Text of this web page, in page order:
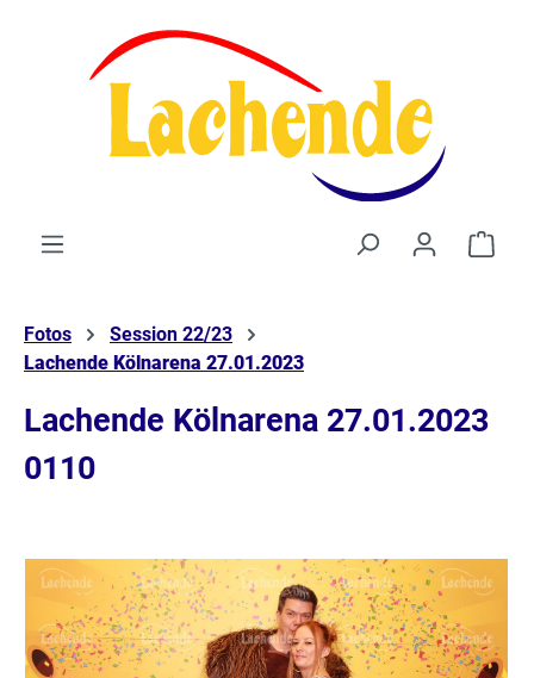
Fotos
Session 22/23
Lachende Kölnarena 27.01.2023
Lachende Kölnarena 27.01.2023
0110
Bildergalerie überspringen